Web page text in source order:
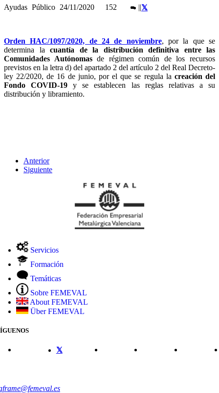
Ayudas Público 24/11/2020 152
Orden HAC/1097/2020, de 24 de noviembre, por la que se
determina la cuantía de la distribución definitiva entre las
Comunidades Autónomasde régimen común de los recursos
previstos en la letra d) del apartado 2 del artículo 2 del Real Decreto-
ley 22/2020, de 16 de junio, por el que se regula la creación del
Fondo COVID-19 y se establecen las reglas relativas a su
distribución y libramiento.
Anterior
Siguiente
Servicios
Formación
Temáticas
Sobre FEMEVAL
About FEMEVAL
Über FEMEVAL